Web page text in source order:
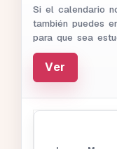
Si el calendario
también puedes
para que sea
Ver